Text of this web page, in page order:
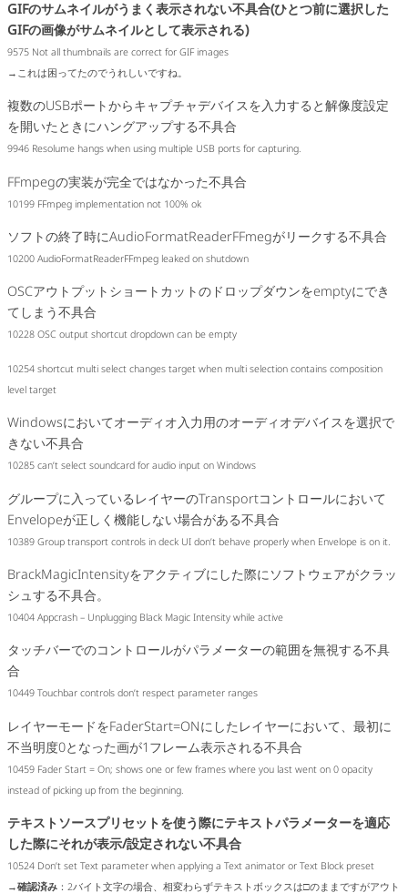
GIFのサムネイルがうまく表示されない不具合(ひとつ前に選択した
GIFの画像がサムネイルとして表示される)
9575 Not all thumbnails are correct for GIF images
→これは困ってたのでうれしいですね。
複数のUSBポートからキャプチャデバイスを入力すると解像度設定
を開いたときにハングアップする不具合
9946 Resolume hangs when using multiple USB ports for capturing.
FFmpegの実装が完全ではなかった不具合
10199 FFmpeg implementation not 100% ok
ソフトの終了時にAudioFormatReaderFFmegがリークする不具合
10200 AudioFormatReaderFFmpeg leaked on shutdown
OSCアウトプットショートカットのドロップダウンをemptyにでき
てしまう不具合
10228 OSC output shortcut dropdown can be empty
10254 shortcut multi select changes target when multi selection contains composition
level target
Windowsにおいてオーディオ入力用のオーディオデバイスを選択で
きない不具合
10285 can’t select soundcard for audio input on Windows
グループに入っているレイヤーのTransportコントロールにおいて
Envelopeが正しく機能しない場合がある不具合
10389 Group transport controls in deck UI don’t behave properly when Envelope is on it.
BrackMagicIntensityをアクティブにした際にソフトウェアがクラッ
シュする不具合。
10404 Appcrash – Unplugging Black Magic Intensity while active
タッチバーでのコントロールがパラメーターの範囲を無視する不具
合
10449 Touchbar controls don’t respect parameter ranges
レイヤーモードをFaderStart=ONにしたレイヤーにおいて、最初に
不当明度0となった画が1フレーム表示される不具合
10459 Fader Start = On; shows one or few frames where you last went on 0 opacity
instead of picking up from the beginning.
テキストソースプリセットを使う際にテキストパラメーターを適応
した際にそれが表示/設定されない不具合
10524 Don’t set Text parameter when applying a Text animator or Text Block preset
→確認済み ：2バイト文字の場合、相変わらずテキストボックスは□のままですがアウト